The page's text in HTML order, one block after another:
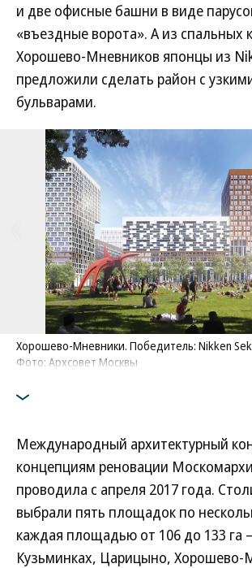
и две офисные башни в виде
«въездные ворота». А из спальных
Хорошево-Мневников японцы из
предложили сделать район с
бульварами.
Хорошево-Мневники. Победитель: Nikken
Фото: Архсовет Москвы
Международный архитектурный
концепциям реновации
проводила с апреля 2017 года.
выбрали пять площадок по
каждая площадью от 106 до 133 га
Кузьминках, Царицыно, Хорошево-